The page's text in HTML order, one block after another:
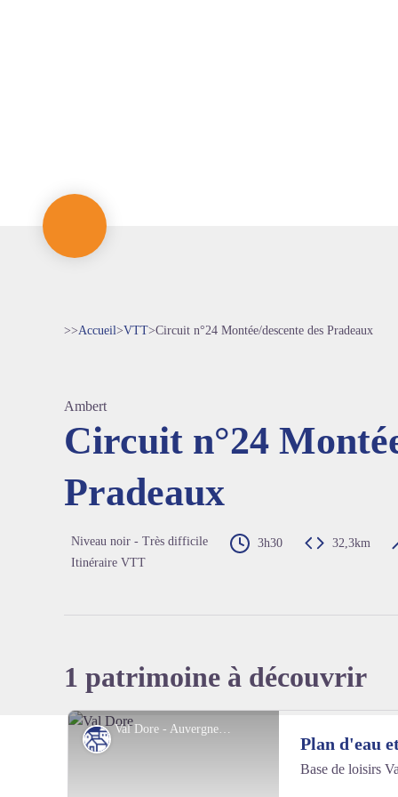
>>Accueil>VTT>Circuit n°24 Montée/descente des Pradeaux
Ambert
Circuit n°24
Pradeaux
Niveau noir - Très difficile 3h30 32,3km
Itinéraire VTT
1 patrimoine à découvrir
Val Dore - Auvergne Centre France
Patrimoine culturel Plan d'eau
Base de loisirs